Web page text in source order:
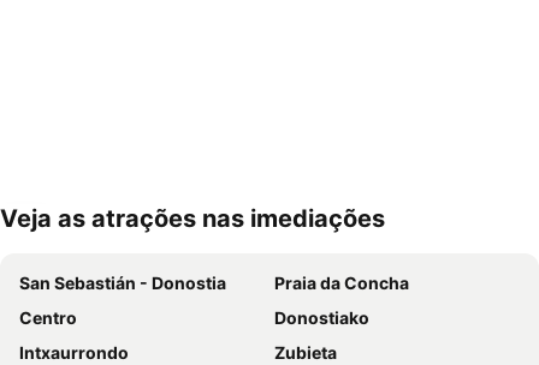
Ampliar mapa
Veja as atrações nas imediações
San Sebastián - Donostia
Praia da Concha
Centro
Donostiako
Intxaurrondo
Zubieta